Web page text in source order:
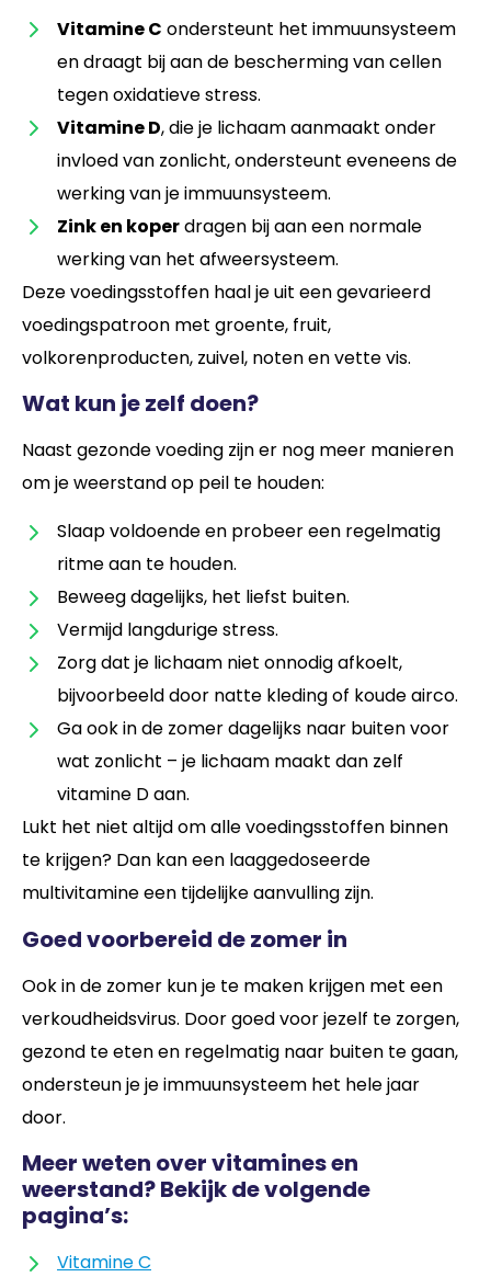
Vitamine C ondersteunt het immuunsysteem
en draagt bij aan de bescherming van cellen
tegen oxidatieve stress.
Vitamine D, die je lichaam aanmaakt onder
invloed van zonlicht, ondersteunt eveneens de
werking van je immuunsysteem.
Zink en koperdragen bij aan een normale
werking van het afweersysteem.
Deze voedingsstoffen haal je uit een gevarieerd
voedingspatroon met groente, fruit,
volkorenproducten, zuivel, noten en vette vis.
Wat kun je zelf doen?
Naast gezonde voeding zijn er nog meer manieren
om je weerstand op peil te houden:
Slaap voldoende en probeer een regelmatig
ritme aan te houden.
Beweeg dagelijks, het liefst buiten.
Vermijd langdurige stress.
Zorg dat je lichaam niet onnodig afkoelt,
bijvoorbeeld door natte kleding of koude airco.
Ga ook in de zomer dagelijks naar buiten voor
wat zonlicht – je lichaam maakt dan zelf
vitamine D aan.
Lukt het niet altijd om alle voedingsstoffen binnen
te krijgen? Dan kan een laaggedoseerde
multivitamine een tijdelijke aanvulling zijn.
Goed voorbereid de zomer in
Ook in de zomer kun je te maken krijgen met een
verkoudheidsvirus. Door goed voor jezelf te zorgen,
gezond te eten en regelmatig naar buiten te gaan,
ondersteun je je immuunsysteem het hele jaar
door.
Meer weten over vitamines en
weerstand? Bekijk de volgende
pagina’s:
Vitamine C